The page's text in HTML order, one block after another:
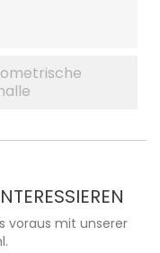
voraus mit unserer